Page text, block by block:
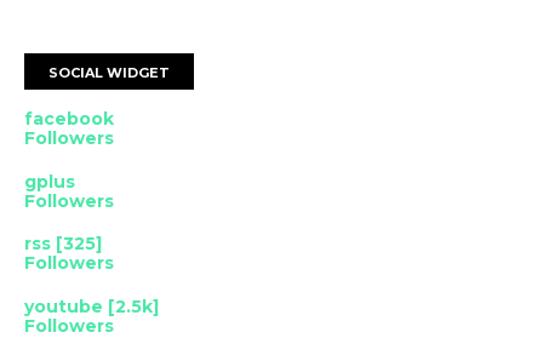
SOCIAL WIDGET
facebook
Followers
gplus
Followers
rss [325]
Followers
youtube [2.5k]
Followers